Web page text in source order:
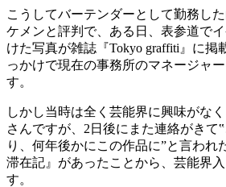
こうしてバーテンダーとして勤務し
ケメンと評判で、ある日、表参道で
けた写真が雑誌『Tokyo graffiti』に掲
っかけで現在の事務所のマネージャ
す。
しかし当時は全く芸能界に興味がな
さんですが、2日後にまた連絡がきて
り、何年後かにこの作品に”と言われ
滞在記』があったことから、芸能界
す。